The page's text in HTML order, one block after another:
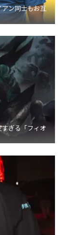
ン同士もお互
ぎる「フィオ